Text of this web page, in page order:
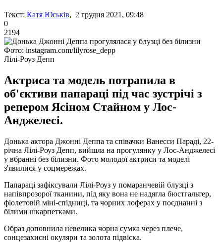
Текст: Катя Юськів, 2 грудня 2021, 09:48
0
2194
Фото: instagram.com/lilyrose_depp
Лілі-Роуз Депп
Актриса та модель потрапила в
об'єктиви папараці під час зустрічі з
репером Ясіном Стайном у Лос-
Анджелесі.
Донька актора Джонні Деппа та співачки Ванесси Параді, 22-
річна Лілі-Роуз Депп, вийшла на прогулянку у Лос-Анджелесі
у вбранні без білизни. Фото молодої актриси та моделі
з'явилися у соцмережах.
Папараці зафіксували Лілі-Роуз у помаранчевій блузці з
напівпрозорої тканини, під яку вона не надягла бюстгальтер,
фіолетовій міні-спідниці, та чорних лоферах у поєднанні з
білими шкарпетками.
Образ доповнила невелика чорна сумка через плече,
сонцезахисні окуляри та золота підвіска.